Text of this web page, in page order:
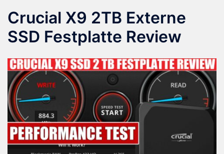
Crucial X9 2TB Externe
SSD Festplatte Review